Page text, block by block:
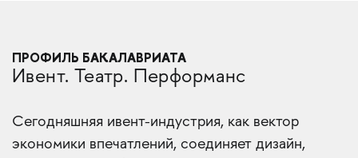
ПРОФИЛЬ БАКАЛАВРИАТА
Ивент. Театр. Перформанс
Сегодняшняя ивент-индустрия, как вектор
экономики впечатлений, соединяет дизайн,